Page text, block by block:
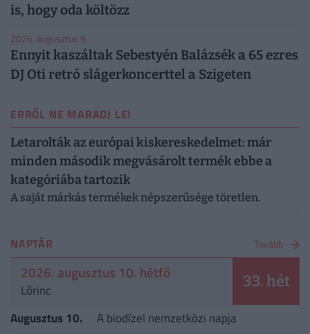
is, hogy oda költözz
2026. augusztus 9.
Ennyit kaszáltak Sebestyén Balázsék a 65 ezres
DJ Oti retró slágerkoncerttel a Szigeten
ERRŐL NE MARADJ LE!
Letarolták az európai kiskereskedelmet: már
minden második megvásárolt termék ebbe a
kategóriába tartozik
A saját márkás termékek népszerűsége töretlen.
NAPTÁR Tovább
2026. augusztus 10. hétfő
Lőrinc 33. hét
Augusztus 10.
A biodízel nemzetközi napja